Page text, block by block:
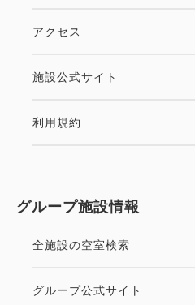
アクセス
施設公式サイト
利用規約
グループ施設情報
全施設の空室検索
グループ公式サイト